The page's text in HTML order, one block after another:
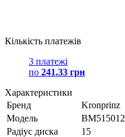
Кількість платежів
3 платежі
по 241.33 грн
Характеристики
Бренд
Kronprinz
Модель
BM515012
Радіус диска
15